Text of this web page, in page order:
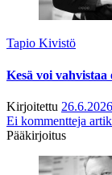
Tapio Kivistö
Kesä voi
Kirjoitettu 26.6.2026
Ei kommentteja
Pääkirjoitus